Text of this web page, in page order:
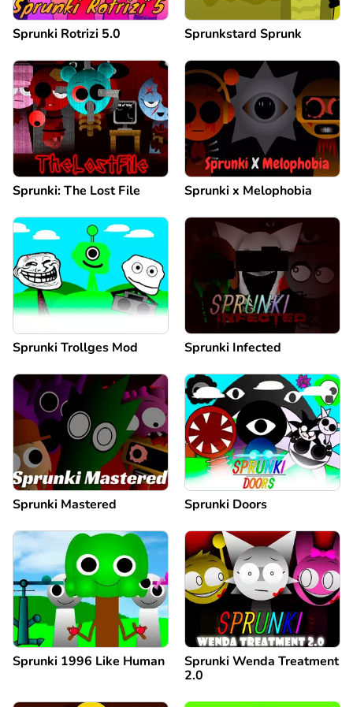
Sprunki Rotrizi 5.0 Sprunkstard Sprunk
Sprunki: The Lost File Sprunki x Melophobia
Sprunki Trollges Mod Sprunki Infected
Sprunki Mastered Sprunki Doors
Sprunki 1996 Like Human
Sprunki Wenda Treatment
2.0